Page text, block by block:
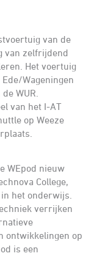
van de
van zelfrijdend
Het voertuig
Wageningen
WUR.
van het I-AT
op Weeze
WEpod nieuw
College,
het onderwijs.
verrijken
ontwikkelingen op
is een